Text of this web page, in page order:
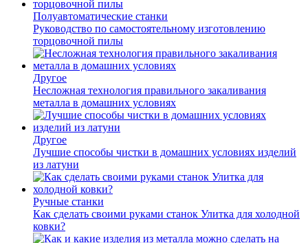
Полуавтоматические станки
Руководство по самостоятельному изготовлению
торцовочной пилы
Другое
Несложная технология правильного закаливания
металла в домашних условиях
Другое
Лучшие способы чистки в домашних условиях изделий
из латуни
Ручные станки
Как сделать своими руками станок Улитка для холодной
ковки?